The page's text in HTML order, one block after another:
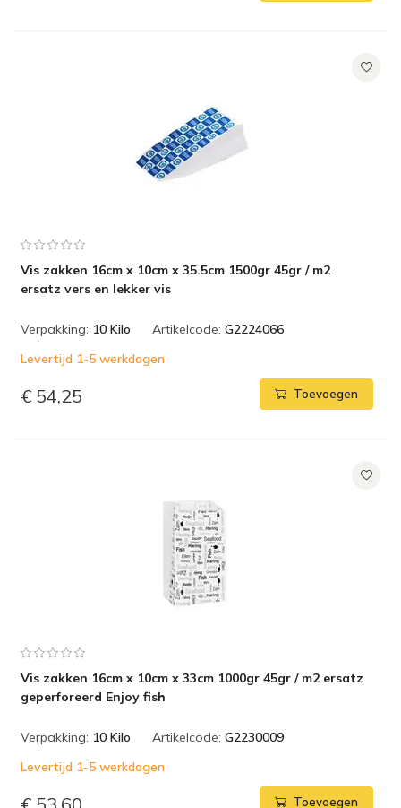
Vis zakken 16cm x 10cm x 35.5cm 1500gr 45gr / m2
ersatz vers en lekker vis
Verpakking: 10 Kilo Artikelcode: G2224066
Levertijd 1-5 werkdagen
€ 54,25 Toevoegen
Vis zakken 16cm x 10cm x 33cm 1000gr 45gr / m2 ersatz
geperforeerd Enjoy fish
Verpakking: 10 Kilo Artikelcode: G2230009
Levertijd 1-5 werkdagen
Toevoegen